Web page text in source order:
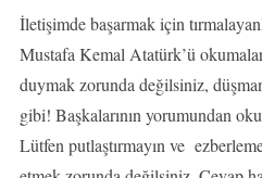
İletişimde başarmak için
Mustafa Kemal Atatürk’ü
duymak zorunda değilsiniz,
gibi! Başkalarının yorumundan
Lütfen putlaştırmayın ve